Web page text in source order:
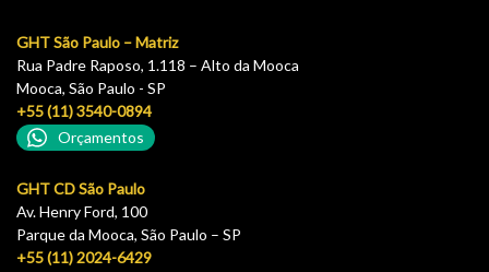
GHT São Paulo – Matriz
Rua Padre Raposo, 1.118 – Alto da Mooca
Mooca, São Paulo - SP
+55 (11) 3540-0894
Orçamentos
GHT CD São Paulo
Av. Henry Ford, 100
Parque da Mooca, São Paulo – SP
+55 (11) 2024-6429